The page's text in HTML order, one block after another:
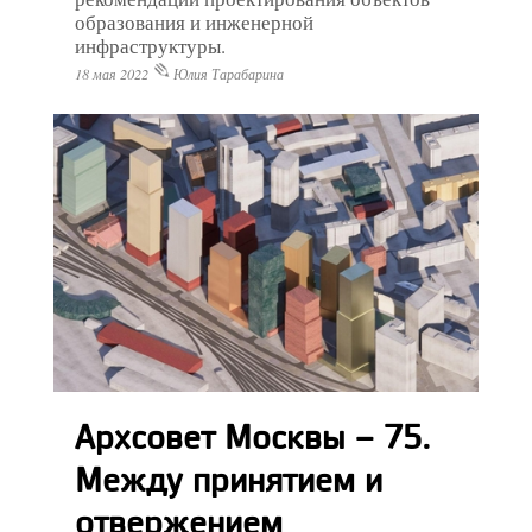
образования и инженерной
инфраструктуры.
18 мая 2022 Юлия Тарабарина
Архсовет Москвы – 75.
Между принятием и
отвержением